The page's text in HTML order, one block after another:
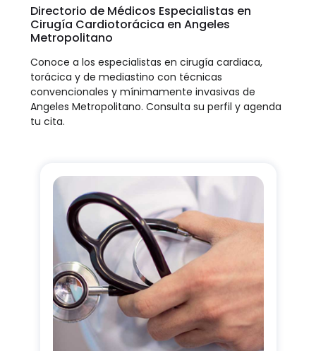
Directorio de Médicos Especialistas en
Cirugía Cardiotorácica en Angeles
Metropolitano
Conoce a los especialistas en cirugía cardiaca,
torácica y de mediastino con técnicas
convencionales y mínimamente invasivas de
Angeles Metropolitano. Consulta su perfil y agenda
tu cita.